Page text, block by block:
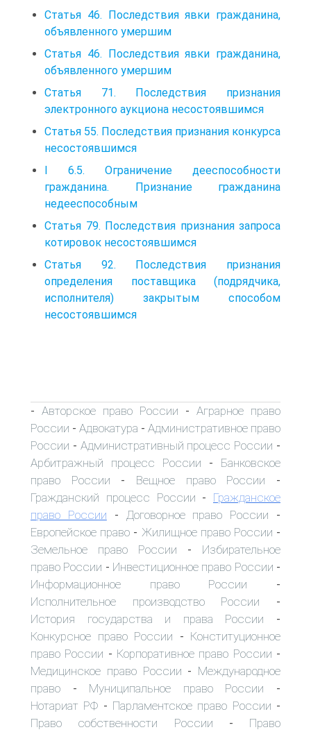
Статья 46. Последствия явки гражданина,
объявленного умершим
Статья 46. Последствия явки гражданина,
объявленного умершим
Статья 71. Последствия признания
электронного аукциона несостоявшимся
Статья 55. Последствия признания конкурса
несостоявшимся
I 6.5. Ограничение дееспособности
гражданина. Признание гражданина
недееспособным
Статья 79. Последствия признания запроса
котировок несостоявшимся
Статья 92. Последствия признания
определения поставщика (подрядчика,
исполнителя) закрытым способом
несостоявшимся
- Авторское право России - Аграрное право
России - Адвокатура - Административное право
России - Административный процесс России -
Арбитражный процесс России - Банковское
право России - Вещное право России -
Гражданский процесс России - Гражданское
право России - Договорное право России -
Европейское право - Жилищное право России -
Земельное право России - Избирательное
право России - Инвестиционное право России -
Информационное право России -
Исполнительное производство России -
История государства и права России -
Конкурсное право России - Конституционное
право России - Корпоративное право России -
Медицинское право России - Международное
право - Муниципальное право России -
Нотариат РФ - Парламентское право России -
Право собственности России - Право